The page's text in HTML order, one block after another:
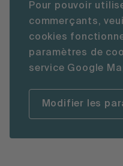
Pour pouvoir
commerçants,
cookies
paramètres de
service Google
Modifier les